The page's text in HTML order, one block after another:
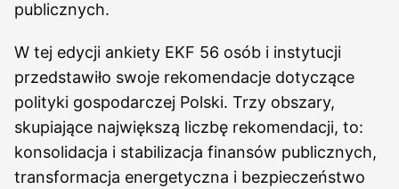
publicznych.
W tej edycji ankiety EKF 56 osób i instytucji
przedstawiło swoje rekomendacje dotyczące
polityki gospodarczej Polski. Trzy obszary,
skupiające największą liczbę rekomendacji, to:
konsolidacja i stabilizacja finansów publicznych,
transformacja energetyczna i bezpieczeństwo